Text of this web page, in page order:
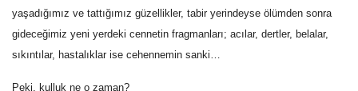
yaşadığımız ve tattığımız güzellikler, tabir yerindeyse ölümden sonra
gideceğimiz yeni yerdeki cennetin fragmanları; acılar, dertler, belalar,
sıkıntılar, hastalıklar ise cehennemin sanki…
Peki, kulluk ne o zaman?